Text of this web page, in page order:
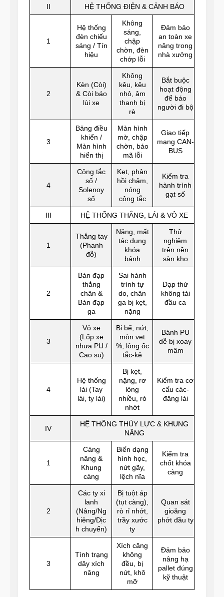
II HỆ THỐNG ĐIỆN & CẢNH BÁO
1
Hệ thống
đèn chiếu
sáng / Tín
hiệu
Không
sáng,
chập
chờn, đèn
chớp lỗi
Đảm bảo
an toàn xe
nâng trong
nhà xưởng
2
Kèn (Còi)
& Còi báo
lùi xe
Không
kêu, kêu
nhỏ, âm
thanh bị
rè
Bắt buộc
hoạt động
để báo
người đi bộ
3
Bảng điều
khiển /
Màn hình
hiển thị
Màn hình
mờ, chập
chờn, báo
mã lỗi
Giao tiếp
mạng CAN-
BUS
4
Công tắc
số /
Solenoy
số
Kẹt, phản
hồi chậm,
nóng
công tắc
Kiểm tra
hành trình
gạt số
III HỆ THỐNG THẮNG, LÁI & VỎ XE
1
Thắng tay
(Phanh
đỗ)
Nặng, mất
tác dụng
khóa
bánh
Thử
nghiệm
trên nền
sàn kho
2
Bàn đạp
thắng
chân &
Bàn đạp
ga
Sai hành
trình tự
do, chân
ga bị kẹt,
nặng
Đạp thử
không tải
đầu ca
3
Vỏ xe
(Lốp xe
nhựa PU /
Cao su)
Bị bể, nứt,
mòn vẹt
%, lỏng ốc
tắc-kê
Bánh PU
dễ bị xoay
mâm
4
Hệ thống
lái (Tay
lái, ty lái)
Bị kẹt,
nặng, rơ
lỏng
nhiều, rò
nhớt
Kiểm tra cơ
cấu các-
đăng lái
IV
HỆ THỐNG THỦY LỰC & KHUNG
NÂNG
1
Càng
nâng &
Khung
càng
Biến dạng
hình học,
nứt gãy,
lệch nĩa
Kiểm tra
chốt khóa
càng
2
Các ty xi
lanh
(Nâng/Ng
hiêng/Dịc
h chuyển)
Bị tuột áp
(tụt càng),
rò rỉ nhớt,
trầy xước
ty
Quan sát
gioăng
phớt đầu ty
3
Tình trạng
dây xích
nâng
Xích căng
không
đều, bị
nứt, khô
mỡ
Đảm bảo
nâng hạ
pallet đúng
kỹ thuật